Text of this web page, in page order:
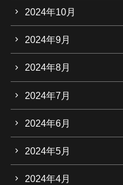
2024年10月
2024年9月
2024年8月
2024年7月
2024年6月
2024年5月
2024年4月